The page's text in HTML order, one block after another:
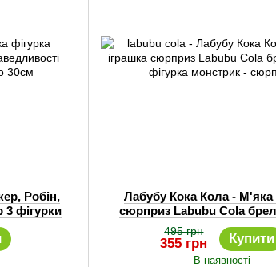
Робін,
3 фігурки
Лабубу Кока Кола - М'яка
сюрприз Labubu Cola
фігурка монстрик -
495 грн
355 грн Купити
В наявності